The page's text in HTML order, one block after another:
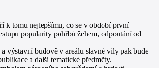
k tomu nejlepšímu, co se v období první
popularity pohřbů žehem, odpoutání od
výstavní budově v areálu slavné vily pak bude
a další tematické předměty.